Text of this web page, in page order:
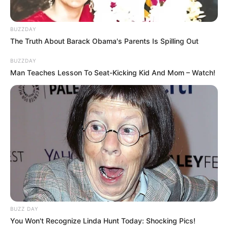
Serem! 9 Chat Ojek Online &
Pelanggan Ini Bikin Auto
Merinding
Bikin Ngakak, 10 Potret
Cosplay Murah Pakai Bahan
Seadanya
BUZZDAY
The Truth About Barack Obama's Parents Is Spilling Out
BUZZDAY
Man Teaches Lesson To Seat-Kicking Kid And Mom – Watch!
BUZZ DAY
You Won't Recognize Linda Hunt Today: Shocking Pics!